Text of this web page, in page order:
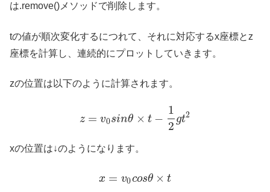
は.remove()メソッドで削除します。
tの値が順次変化するにつれて、それに対応するx座標とz
座標を計算し、連続的にプロットしていきます。
zの位置は以下のように計算されます。
z = v0sinθ × t −
1
2
gt2
xの位置は↓のようになります。
x = v0cosθ × t